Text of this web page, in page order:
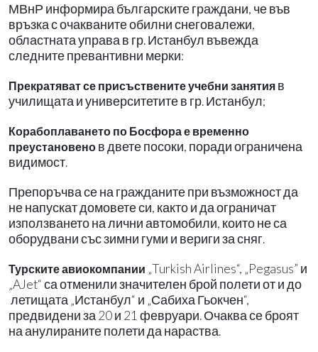
МВнР информира българските граждани, че във
връзка с очакваните обилни снеговалежи,
областната управа в гр. Истанбул въвежда
следните превантивни мерки:
Прекратяват се присъствените учебни занятия в
училищата и университетите в гр. Истанбул;
Корабоплаването по Босфора е временно
преустановено в двете посоки, поради ограничена
видимост.
Препоръчва се на гражданите при възможност да
не напускат домовете си, както и да ограничат
използването на лични автомобили, които не са
оборудвани със зимни гуми и вериги за сняг.
Турските авиокомпании „Turkish Airlines“, „Pegasus” и
„AJet“ са отменили значителен брой полети от и до
летищата „Истанбул“ и „Сабиха Гьокчен“,
предвидени за 20 и 21 февруари. Очаква се броят
на анулираните полети да нараства.